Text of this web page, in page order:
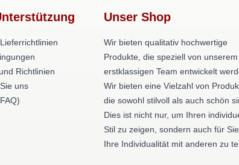
Richtlinien
uns
Unser Shop
Wir bieten qualitativ hochwertige
Produkte, die speziell von unserem
erstklassigen Team entwickelt
Wir bieten eine Vielzahl von
die sowohl stilvoll als auch schön
Dies ist nicht nur, um Ihren
Stil zu zeigen, sondern auch für Sie,
Ihre Individualität mit anderen zu